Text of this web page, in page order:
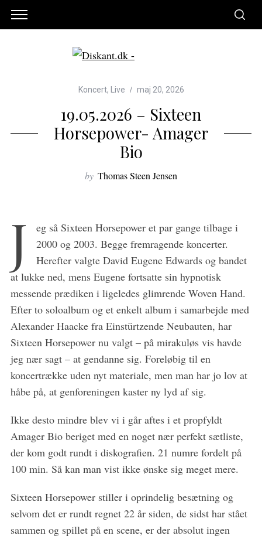
Koncert, Live maj 20, 2026
19.05.2026 – Sixteen
Horsepower- Amager
Bio
by Thomas Steen Jensen
J
eg så Sixteen Horsepower et par gange tilbage i
2000 og 2003. Begge fremragende koncerter.
Herefter valgte David Eugene Edwards og bandet
at lukke ned, mens Eugene fortsatte sin hypnotisk
messende prædiken i ligeledes glimrende Woven Hand.
Efter to soloalbum og et enkelt album i samarbejde med
Alexander Haacke fra Einstürtzende Neubauten, har
Sixteen Horsepower nu valgt – på mirakuløs vis havde
jeg nær sagt – at gendanne sig. Foreløbig til en
koncertrække uden nyt materiale, men man har jo lov at
håbe på, at genforeningen kaster ny lyd af sig.
Ikke desto mindre blev vi i går aftes i et propfyldt
Amager Bio beriget med en noget nær perfekt sætliste,
der kom godt rundt i diskografien. 21 numre fordelt på
100 min. Så kan man vist ikke ønske sig meget mere.
Sixteen Horsepower stiller i oprindelig besætning og
selvom det er rundt regnet 22 år siden, de sidst har stået
sammen og spillet på en scene, er der absolut ingen